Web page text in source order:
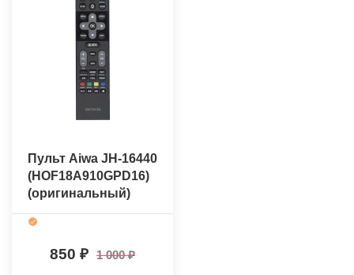
Пульт Aiwa JH-16440
(HOF18A910GPD16)
(оригинальный)
850 1 000